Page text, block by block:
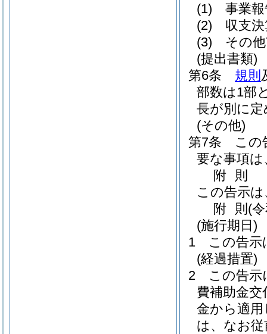
(1)
事業
(2)
収支
(3)
その
(提出書類)
第6条
規則
部数は1部
長が別に
(その他)
第7条
この
要な事項
附 則
この告示
附 則 (
(施行期日)
1
この告示
(経過措置)
2
この告示
費補助金
金から適
は、なお